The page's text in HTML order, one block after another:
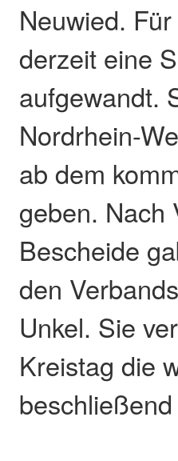
Neuwied.
derzeit eine
aufgewandt.
Nordrhein-
ab dem
geben. Nach
Bescheide
den
Unkel. Sie
Kreistag die